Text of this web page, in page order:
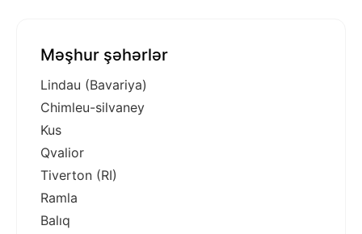
Məşhur şəhərlər
Lindau (Bavariya)
Chimleu-silvaney
Kus
Qvalior
Tiverton (RI)
Ramla
Balıq